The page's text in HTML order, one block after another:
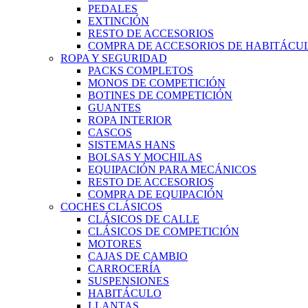
PEDALES
EXTINCIÓN
RESTO DE ACCESORIOS
COMPRA DE ACCESORIOS DE
ROPA Y SEGURIDAD
PACKS COMPLETOS
MONOS DE COMPETICIÓN
BOTINES DE COMPETICIÓN
GUANTES
ROPA INTERIOR
CASCOS
SISTEMAS HANS
BOLSAS Y MOCHILAS
EQUIPACIÓN PARA MECÁNICOS
RESTO DE ACCESORIOS
COMPRA DE EQUIPACIÓN
COCHES CLÁSICOS
CLÁSICOS DE CALLE
CLÁSICOS DE COMPETICIÓN
MOTORES
CAJAS DE CAMBIO
CARROCERÍA
SUSPENSIONES
HABITÁCULO
LLANTAS